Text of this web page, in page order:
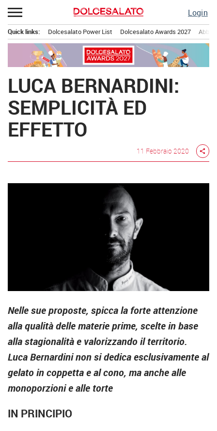
Passa
al
contenuto
Login
principale
Quick links: Dolcesalato Power List Dolcesalato Awards 2027
LUCA BERNARDINI:
SEMPLICITÀ ED
EFFETTO
11 Febbraio 2020 share
Nelle sue proposte, spicca la forte attenzione
alla qualità delle materie prime, scelte in base
alla stagionalità e valorizzando il territorio.
Luca Bernardini non si dedica esclusivamente al
gelato in coppetta e al cono, ma anche alle
monoporzioni e alle torte
IN PRINCIPIO